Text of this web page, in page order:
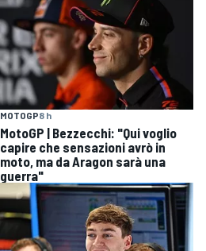
MOTOGP8 h
MotoGP | Bezzecchi: "Qui voglio
capire che sensazioni avrò in
moto, ma da Aragon sarà una
guerra"